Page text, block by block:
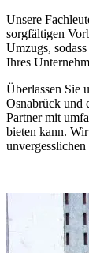
Unsere
sorgfältigen
Umzugs,
Ihres
Überlassen Sie
Osnabrück und
Partner mit
bieten kann.